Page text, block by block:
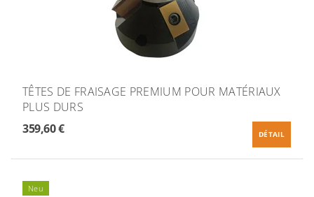
TÊTES DE FRAISAGE PREMIUM POUR MATÉRIAUX
PLUS DURS
359,60 €
DÉTAIL
Neu